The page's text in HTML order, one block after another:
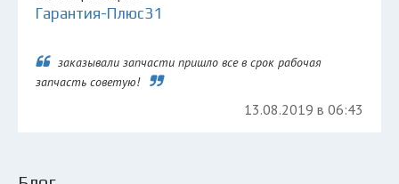
Гарантия-Плюс31
заказывали запчасти пришло все в срок рабочая
запчасть советую!
13.08.2019 в 06:43